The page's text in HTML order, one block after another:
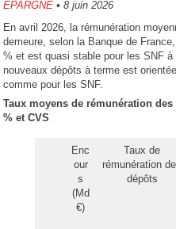
EPARGNE • 8 juin 2026
En avril 2026, la rémunération
demeure, selon la Banque de
% et est quasi stable pour les SNF
nouveaux dépôts à terme est
comme pour les SNF.
Taux moyens de rémunération
% et CVS
Enc
our
s
(Md
€)
Taux de
rémunération
dépôts